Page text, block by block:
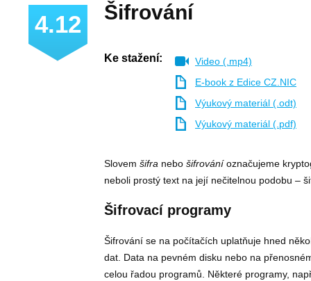
4.12 Šifrování
Ke stažení:
Video (.mp4)
E-book z Edice CZ.NIC
Výukový materiál (.odt)
Výukový materiál (.pdf)
Slovem šifra nebo šifrováníoznačujeme
neboli prostý text na její nečitelnou podobu –
Šifrovací programy
Šifrování se na počítačích uplatňuje hned
dat. Data na pevném disku nebo na
celou řadou programů. Některé programy,